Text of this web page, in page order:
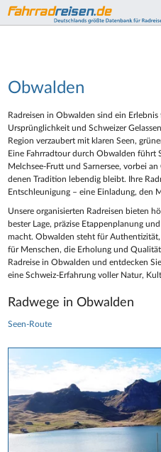
Obwalden
Radreisen in Obwalden sind ein
Ursprünglichkeit und Schweizer
Region verzaubert mit klaren Seen,
Eine Fahrradtour durch Obwalden führt
Melchsee-Frutt und Sarnersee, vorbei
denen Tradition lebendig bleibt. Ihre
Entschleunigung – eine Einladung, den
Unsere organisierten Radreisen bieten
bester Lage, präzise Etappenplanung
macht. Obwalden steht für
für Menschen, die Erholung und
Radreise in Obwalden und entdecken
eine Schweiz-Erfahrung voller Natur,
Radwege in Obwalden
Seen-Route